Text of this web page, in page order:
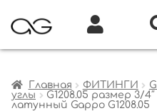
Главная ФИТИНГИ
углы
G1208.05 размер 3/
латунный Gappo G1208.05